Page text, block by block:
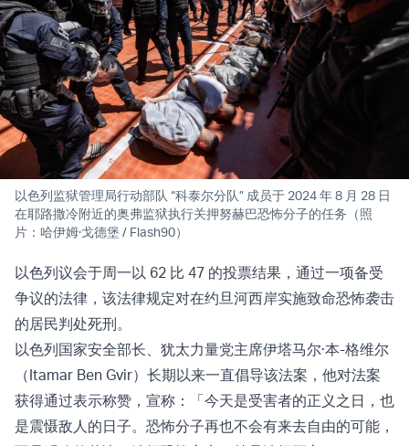
以色列监狱管理局行动部队 “科泰尔分队” 成员于 2024 年 8 月 28 日
在耶路撒冷附近的奥弗监狱执行关押努赫巴恐怖分子的任务（照
片：哈伊姆·戈德堡 / Flash90）
以色列议会于周一以 62 比 47 的投票结果，通过一项备受
争议的法律，该法律规定对在约旦河西岸实施致命恐怖袭击
的居民判处死刑。
以色列国家安全部长、犹太力量党主席伊塔马尔·本-格维尔
（Itamar Ben Gvir）长期以来一直倡导该法案，他对法案
获得通过表示称赞，宣称：「今天是受害者的正义之日，也
是震慑敌人的日子。恐怖分子再也不会有来去自由的可能，